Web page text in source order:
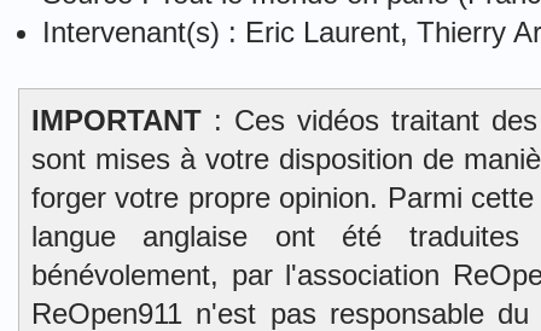
Intervenant(s) : Eric Laurent, Thierry
IMPORTANT : Ces vidéos traitant
sont mises à votre disposition de
forger votre propre opinion. Parmi
langue anglaise ont été
bénévolement, par l'association
ReOpen911 n'est pas responsable